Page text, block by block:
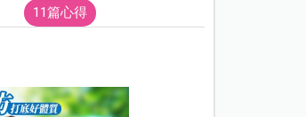
11篇心得